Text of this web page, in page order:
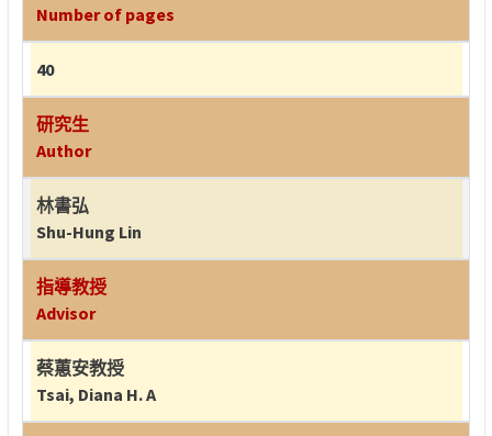
Number of pages
40
研究生
Author
林書弘
Shu-Hung Lin
指導教授
Advisor
蔡蕙安教授
Tsai, Diana H. A